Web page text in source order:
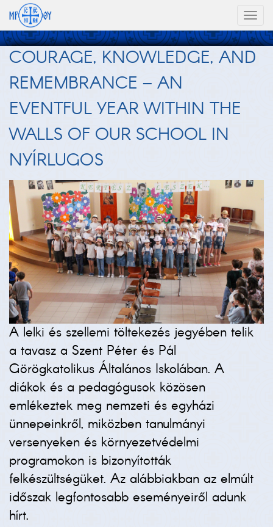
COURAGE, KNOWLEDGE, AND
REMEMBRANCE – AN
EVENTFUL YEAR WITHIN THE
WALLS OF OUR SCHOOL IN
NYÍRLUGOS
A lelki és szellemi töltekezés jegyében telik
a tavasz a Szent Péter és Pál
Görögkatolikus Általános Iskolában. A
diákok és a pedagógusok közösen
emlékeztek meg nemzeti és egyházi
ünnepeinkről, miközben tanulmányi
versenyeken és környezetvédelmi
programokon is bizonyították
felkészültségüket. Az alábbiakban az elmúlt
időszak legfontosabb eseményeiről adunk
hírt.